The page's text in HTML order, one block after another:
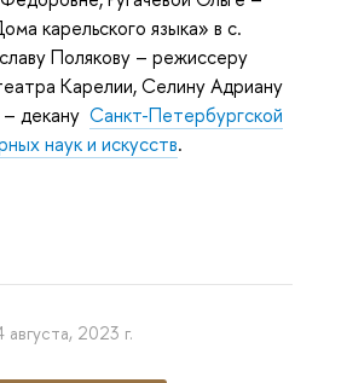
карельского языка» в с.
Полякову – режиссеру
Карелии, Селину Адриану
декану Санкт-Петербургской
наук и искусств.
августа, 2023 г.